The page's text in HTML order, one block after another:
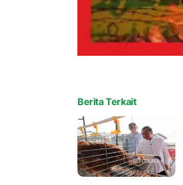
Berita Terkait